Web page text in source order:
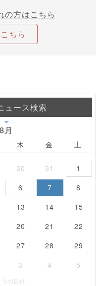
の方はこちら
ちら
ュース検索
8月
木 金 土
30 31
1
6 7
8
13 14
15
20 21
22
27 28
29
3 4 5
の日付